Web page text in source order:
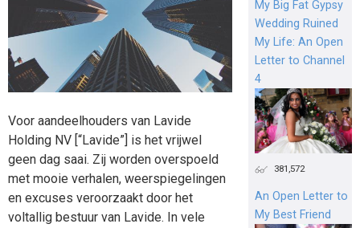
Voor aandeelhouders van Lavide
Holding NV [“Lavide”] is het vrijwel
geen dag saai. Zij worden overspoeld
met mooie verhalen, weerspiegelingen
en excuses veroorzaakt door het
voltallig bestuur van Lavide. In vele
My Big Fat Gypsy
Wedding Ruined
My Life: An Open
Letter to Channel
4
381,572
An Open Letter to
My Best Friend